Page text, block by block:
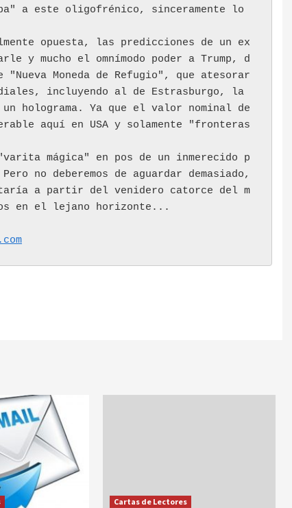
a este oligofrénico, sinceramente lo
opuesta, las predicciones de un ex
y mucho el omnímodo poder a Trump, d
Moneda de Refugio", que atesorar
incluyendo al de Estrasburgo, la
holograma. Ya que el valor nominal de
aquí en USA y solamente "fronteras
mágica" en pos de un inmerecido p
no deberemos de aguardar demasiado,
a partir del venidero catorce del m
en el lejano horizonte...
Cartas de Lectores